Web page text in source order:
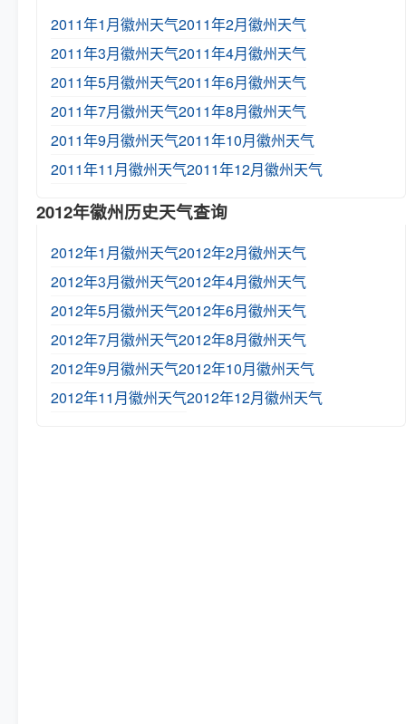
2011年1月徽州天气2011年2月徽州天气
2011年3月徽州天气2011年4月徽州天气
2011年5月徽州天气2011年6月徽州天气
2011年7月徽州天气2011年8月徽州天气
2011年9月徽州天气2011年10月徽州天气
2011年11月徽州天气2011年12月徽州天气
2012年徽州历史天气查询
2012年1月徽州天气2012年2月徽州天气
2012年3月徽州天气2012年4月徽州天气
2012年5月徽州天气2012年6月徽州天气
2012年7月徽州天气2012年8月徽州天气
2012年9月徽州天气2012年10月徽州天气
2012年11月徽州天气2012年12月徽州天气